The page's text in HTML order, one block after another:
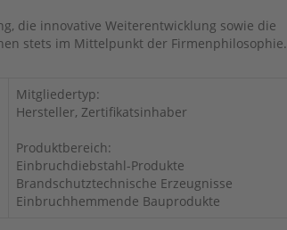
die innovative Weiterentwicklung sowie die
stets im Mittelpunkt der Firmenphilosophie.
Mitgliedertyp:
Hersteller, Zertifikatsinhaber
Produktbereich:
Einbruchdiebstahl-Produkte
Brandschutztechnische Erzeugnisse
Einbruchhemmende Bauprodukte